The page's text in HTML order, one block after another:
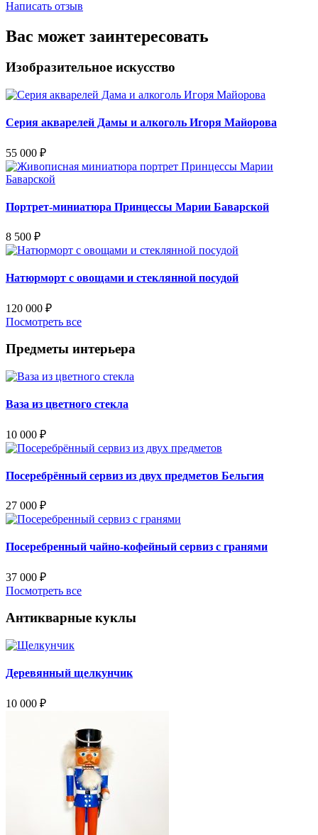
Написать отзыв
Вас может заинтересовать
Изобразительное искусство
Серия акварелей Дамы и алкоголь Игоря Майорова
55 000 ₽
Портрет-миниатюра Принцессы Марии Баварской
8 500 ₽
Натюрморт с овощами и стеклянной посудой
120 000 ₽
Посмотреть все
Предметы интерьера
Ваза из цветного стекла
10 000 ₽
Посеребрённый сервиз из двух предметов Бельгия
27 000 ₽
Посеребренный чайно-кофейный сервиз с гранями
37 000 ₽
Посмотреть все
Антикварные куклы
Деревянный щелкунчик
10 000 ₽